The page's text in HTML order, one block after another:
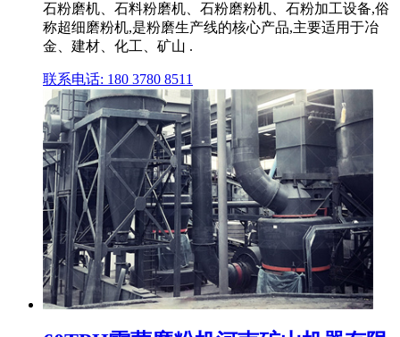
石粉磨机、石料粉磨机、石粉磨粉机、石粉加工设备,俗
称超细磨粉机,是粉磨生产线的核心产品,主要适用于冶
金、建材、化工、矿山 .
联系电话: 180 3780 8511